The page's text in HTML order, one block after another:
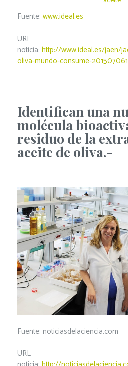
Fuente: www.ideal.es
URL
noticia: http://www.ideal.es/jaen/
oliva-mundo-consume-
Identifican una
molécula
residuo de la
aceite de oliva.-
Fuente: noticiasdelaciencia.com
URL